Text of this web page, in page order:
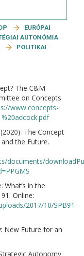
EURÓPAI
AUTONÓMIA
POLITIKAI
The C&M
on Concepts
www.concepts-
The Concept
the Future.
documents/
What’s in the
Online:
2017/10/SPB91-
New Future for an
Autonomy